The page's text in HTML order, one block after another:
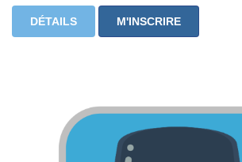
DÉTAILS M'INSCRIRE